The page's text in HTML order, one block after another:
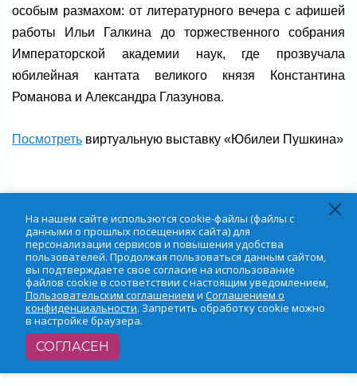
особым размахом: от литературного вечера с афишей
работы Ильи Галкина до торжественного собрания
Императорской академии наук, где прозвучала
юбилейная кантата великого князя Константина
Романова и Александра Глазунова.
Посмотреть виртуальную выставку «Юбилеи Пушкина»
Подготовила Жанна Мозговая
Фото: Агата Мозговая, официальные онлайн-
ресурсы представленных музеев
На нашем сайте использются cookie-файлы (файлы с
данными о прошлых посещениях сайта) для
персонализации сервисов и повышения удобства
пользователей. Продолжая пользоваться данным сайтом,
вы подтверждаете свое согласие на использование
файлов cookie в соответствии с настоящим уведомлением,
Пользовательским соглашением и Соглашением о
конфиденциальности. Запретить обработку cookie можно
в настройке браузера.
СОГЛАСЕН